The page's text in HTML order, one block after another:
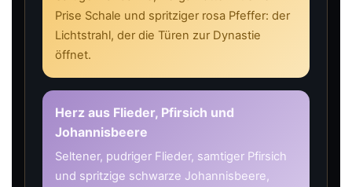
Prise Schale und spritziger rosa Pfeffer: der
Lichtstrahl, der die Türen zur Dynastie
öffnet.
Herz aus Flieder, Pfirsich und
Johannisbeere
Seltener, pudriger Flieder, samtiger Pfirsich
und spritzige schwarze Johannisbeere,